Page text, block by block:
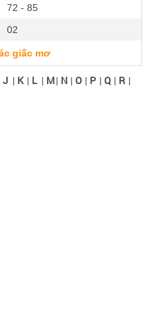
72 - 85
02
giấc mơ
J | K | L | M| N | O | P | Q | R |